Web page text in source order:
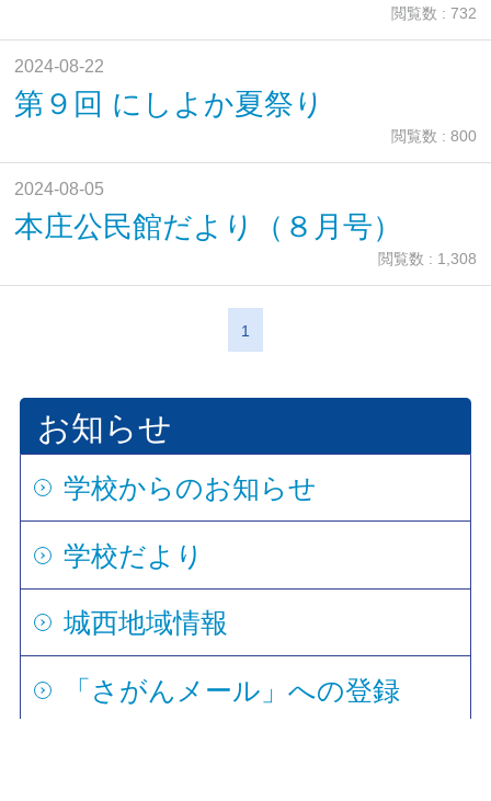
閲覧数 : 732
2024-08-22
第９回 にしよか夏祭り
閲覧数 : 800
2024-08-05
本庄公民館だより（８月号）
閲覧数 : 1,308
1
お知らせ
学校からのお知らせ
学校だより
城西地域情報
「さがんメール」への登録